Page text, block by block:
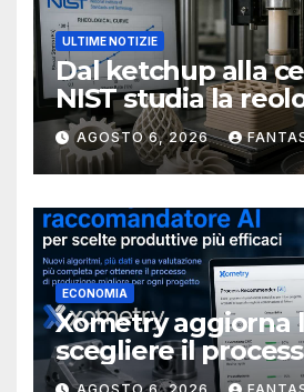
ULTIME NOTIZIE
Dal ketchup alla
NIST studia la
rendere più
stampa 3D
AGOSTO 6, 2026
ECONOMIA
Xometry aggiorna
scegliere il
produttivo più